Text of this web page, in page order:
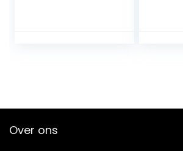
Over ons